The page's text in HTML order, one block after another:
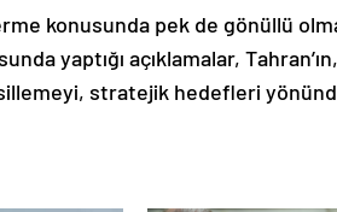
konusunda pek de gönüllü
yaptığı açıklamalar, Tahran’ın,
stratejik hedefleri